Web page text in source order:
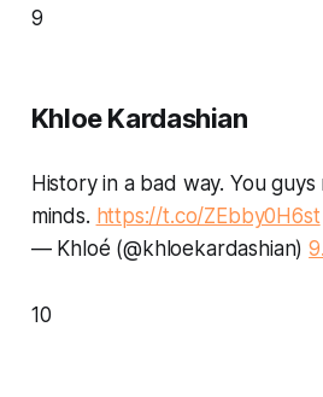
9
Khloe Kardashian
History in a bad way. You
minds. https://t.co/ZEbby0H6st
— Khloé (@khloekardashian)
10